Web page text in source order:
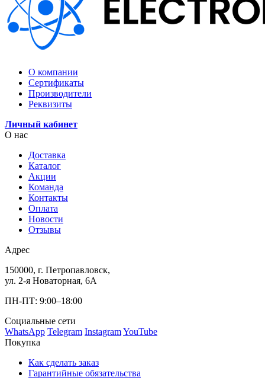
О компании
Сертификаты
Производители
Реквизиты
Личный кабинет
О нас
Доставка
Каталог
Акции
Команда
Контакты
Оплата
Новости
Отзывы
Адрес
150000, г. Петропавловск,
ул. 2-я Новаторная, 6А
ПН-ПТ: 9:00–18:00
Социальные сети
WhatsApp Telegram InstagramYouTube
Покупка
Как сделать заказ
Гарантийные обязательства